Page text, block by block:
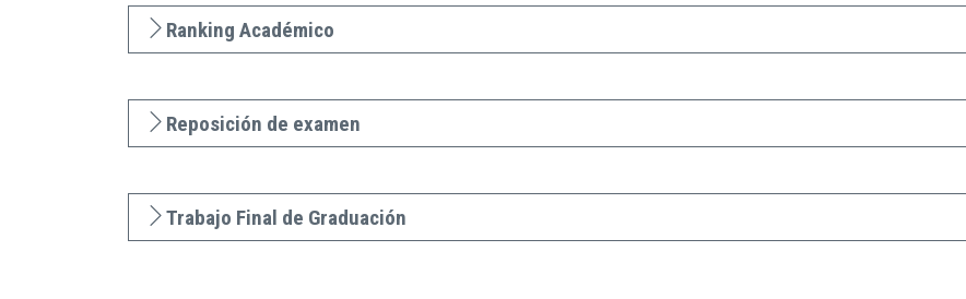
Ranking Académico
Reposición de examen
Trabajo Final de Graduación